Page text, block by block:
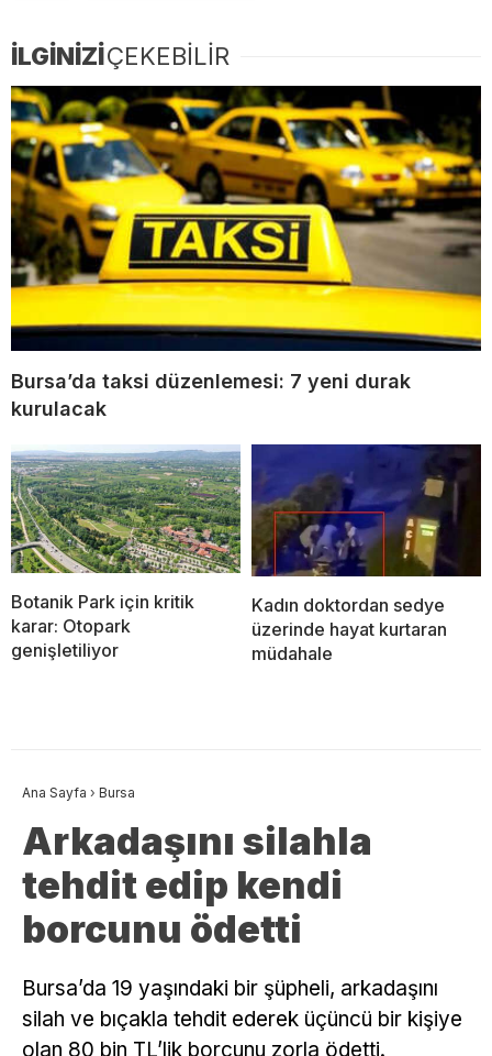
İLGİNİZİÇEKEBİLİR
Bursa’da taksi düzenlemesi: 7 yeni durak
kurulacak
Botanik Park için kritik
karar: Otopark
genişletiliyor
Kadın doktordan sedye
üzerinde hayat kurtaran
müdahale
Ana Sayfa › Bursa
Arkadaşını silahla
tehdit edip kendi
borcunu ödetti
Bursa’da 19 yaşındaki bir şüpheli, arkadaşını
silah ve bıçakla tehdit ederek üçüncü bir kişiye
olan 80 bin TL’lik borcunu zorla ödetti.